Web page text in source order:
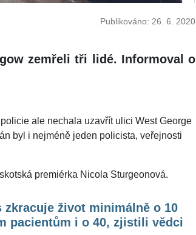
Publikováno: 26. 6. 2020
zemřeli tři lidé. Informoval o
ale nechala uzavřít ulici West George
byl i nejméně jeden policista, veřejnosti
premiérka Nicola Sturgeonová.
zkracuje život minimálně o 10
pacientům i o 40, zjistili vědci